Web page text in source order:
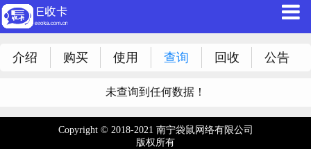
介绍 购买 使用 查询 回收 公告
未查询到任何数据！
Copyright © 2018-2021 南宁袋鼠网络有限公司
版权所有